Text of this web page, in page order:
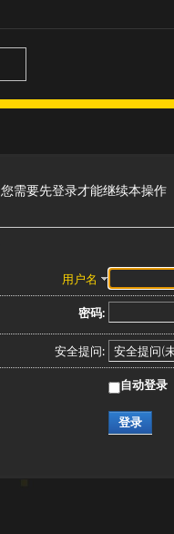
您需要先登录才能继续本操作
用户名
密码:
安全提问:
自动登录
登录